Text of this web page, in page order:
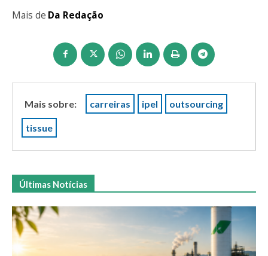
Mais de Da Redação
Mais sobre: carreiras ipel outsourcing
tissue
Últimas Notícias